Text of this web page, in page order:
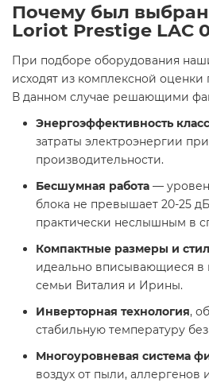
Почему был
Loriot Prestige LAC
При подборе оборудования
исходят из комплексной оценки
В данном случае решающими
Энергоэффективность
затраты электроэнергии
производительности.
Бесшумная работа —
блока не превышает 20-25
практически неслышным в
Компактные размеры и
идеально вписывающиеся в
семьи Виталия и Ирины.
Инверторная технология,
стабильную температуру
Многоуровневая система
воздух от пыли, аллергенов